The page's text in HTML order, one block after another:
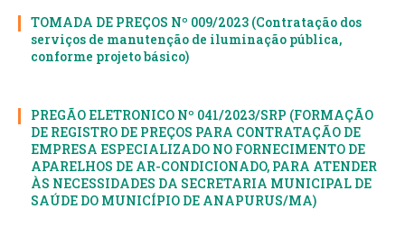
TOMADA DE PREÇOS Nº 009/2023 (Contratação dos
serviços de manutenção de iluminação pública,
conforme projeto básico)
PREGÃO ELETRONICO Nº 041/2023/SRP (FORMAÇÃO
DE REGISTRO DE PREÇOS PARA CONTRATAÇÃO DE
EMPRESA ESPECIALIZADO NO FORNECIMENTO DE
APARELHOS DE AR-CONDICIONADO, PARA ATENDER
ÀS NECESSIDADES DA SECRETARIA MUNICIPAL DE
SAÚDE DO MUNICÍPIO DE ANAPURUS/MA)